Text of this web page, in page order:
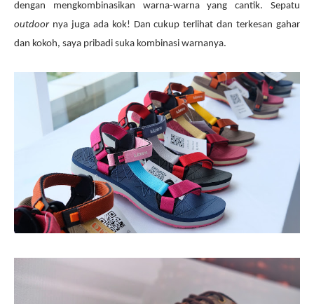
dengan mengkombinasikan warna-warna yang cantik. Sepatu
outdoor nya juga ada kok! Dan cukup terlihat dan terkesan gahar
dan kokoh, saya pribadi suka kombinasi warnanya.